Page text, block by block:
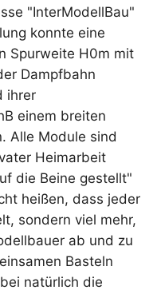
"InterModellBau"
konnte eine
Spurweite H0m mit
Dampfbahn
ihrer
einem breiten
Alle Module sind
Heimarbeit
die Beine gestellt"
heißen, dass jeder
sondern viel mehr,
ab und zu
Basteln
natürlich die